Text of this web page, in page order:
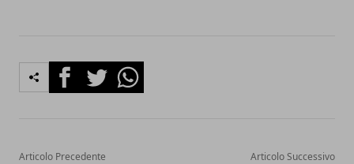
FacebookTwitterWhatsapp
Articolo Precedente Articolo Successivo